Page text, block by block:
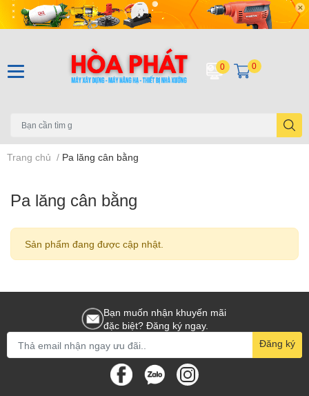
0 0
Trang chủ / Pa lăng cân bằng
Pa lăng cân bằng
Sản phẩm đang được cập nhật.
Bạn muốn nhận khuyến mãi
đặc biệt? Đăng ký ngay.
Đăng ký